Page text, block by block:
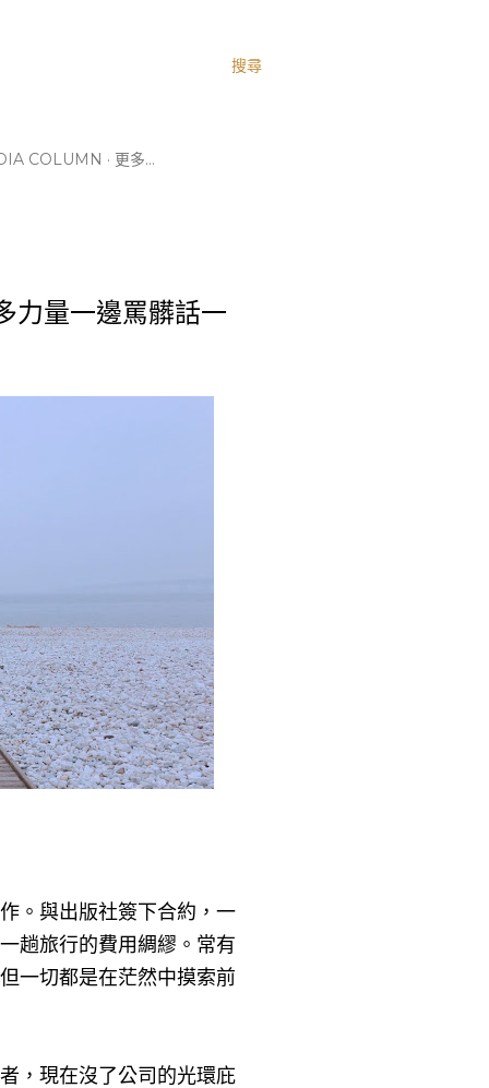
搜尋
COLUMN 更多…
力量一邊罵髒話一
。與出版社簽下合約，一
趟旅行的費用綢繆。常有
一切都是在茫然中摸索前
，現在沒了公司的光環庇